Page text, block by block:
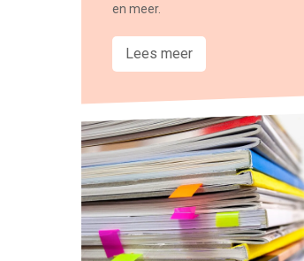
en meer.
Lees meer